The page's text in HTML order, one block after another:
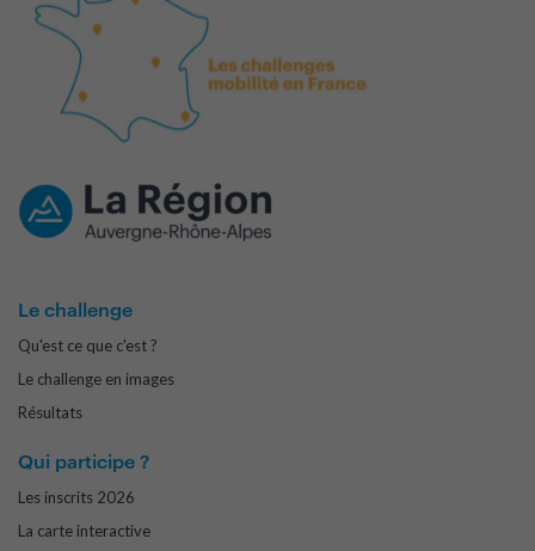
Le challenge
Qu'est ce que c'est ?
Le challenge en images
Résultats
Qui participe ?
Les inscrits 2026
La carte interactive